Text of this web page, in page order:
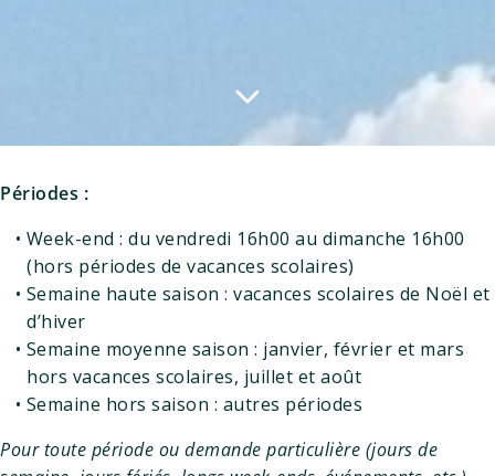
Périodes :
Week-end : du vendredi 16h00 au dimanche 16h00
(hors périodes de vacances scolaires)
Semaine haute saison : vacances scolaires de Noël et
d’hiver
Semaine moyenne saison : janvier, février et mars
hors vacances scolaires, juillet et août
Semaine hors saison : autres périodes
Pour toute période ou demande particulière (jours de